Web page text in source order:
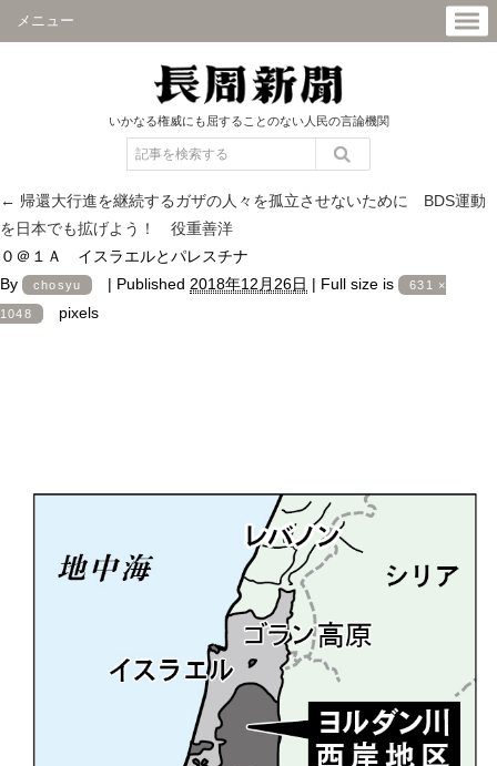
メニュー
いかなる権威にも屈することのない人民の言論機関
← 帰還大行進を継続するガザの人々を孤立させないために BDS運動
を日本でも拡げよう！ 役重善洋
０＠１Ａ イスラエルとパレスチナ
By
chosyu | Published 2018年12月26日 | Full size is 631 ×
1048 pixels